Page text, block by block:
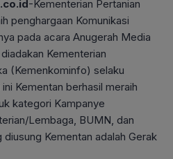
-Kementerian Pertanian
penghargaan Komunikasi
pada acara Anugerah Media
Kementerian
(Kemenkominfo) selaku
Kementan berhasil meraih
kategori Kampanye
Lembaga, BUMN, dan
Kementan adalah Gerak